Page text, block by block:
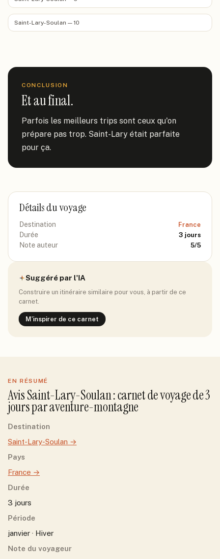
Saint-Lary-Soulan — 10
CONCLUSION
Et au final.
Parfois les meilleurs trips sont ceux qu'on
prépare pas trop. Saint-Lary était parfaite
pour ça.
Détails du voyage
Destination France
Durée 3 jours
Note auteur 5/5
Suggéré par l'IA
Construire un itinéraire similaire pour vous, à partir de ce
carnet.
M'inspirer de ce carnet
EN RÉSUMÉ
AvisSaint-Lary-Soulan: carnet de voyage de3
joursparaventure-montagne
Destination
Saint-Lary-Soulan →
Pays
France →
Durée
3 jours
Période
janvier · Hiver
Note du voyageur